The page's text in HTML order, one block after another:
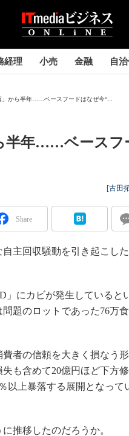
経理 小売 金融 自
」から半年……ベースフードはなぜ今“...
半年……ベースフ
[古田
Share
主回収騒動を引き起こし
にカビが発生していると
問題のロットであった76万
者の信頼を大きく損なう
も含めて20億円ほど下方
以上暴落する展開となって
推移したのだろうか。